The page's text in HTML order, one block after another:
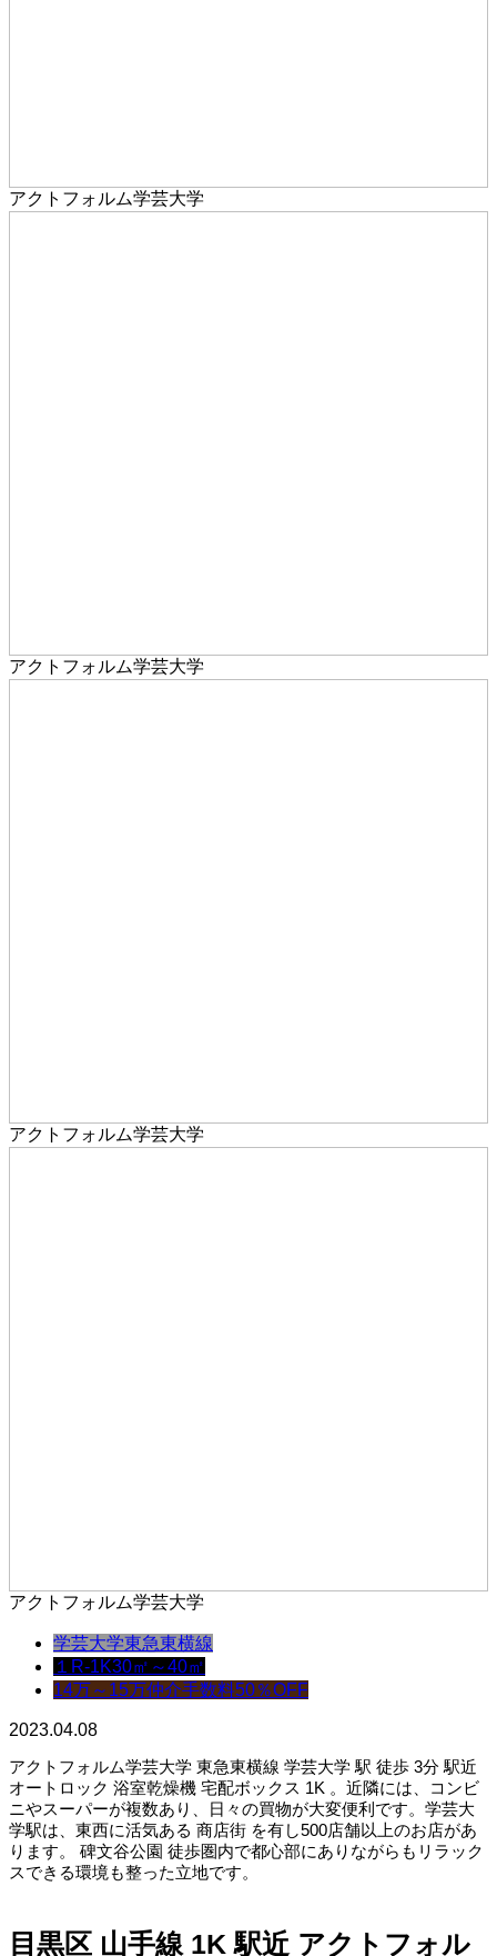
アクトフォルム学芸大学
アクトフォルム学芸大学
アクトフォルム学芸大学
アクトフォルム学芸大学
学芸大学東急東横線
１R-1K30㎡～40㎡
14万～15万仲介手数料50％OFF
2023.04.08
アクトフォルム学芸大学 東急東横線 学芸大学 駅 徒歩 3分 駅近
オートロック 浴室乾燥機 宅配ボックス 1K 。近隣には、コンビ
ニやスーパーが複数あり、日々の買物が大変便利です。学芸大
学駅は、東西に活気ある 商店街 を有し500店舗以上のお店があ
ります。 碑文谷公園 徒歩圏内で都心部にありながらもリラック
スできる環境も整った立地です。
目黒区 山手線 1K 駅近 アクトフォル